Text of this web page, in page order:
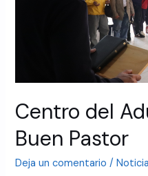
Centro del
Buen Pastor
Deja un comentario /